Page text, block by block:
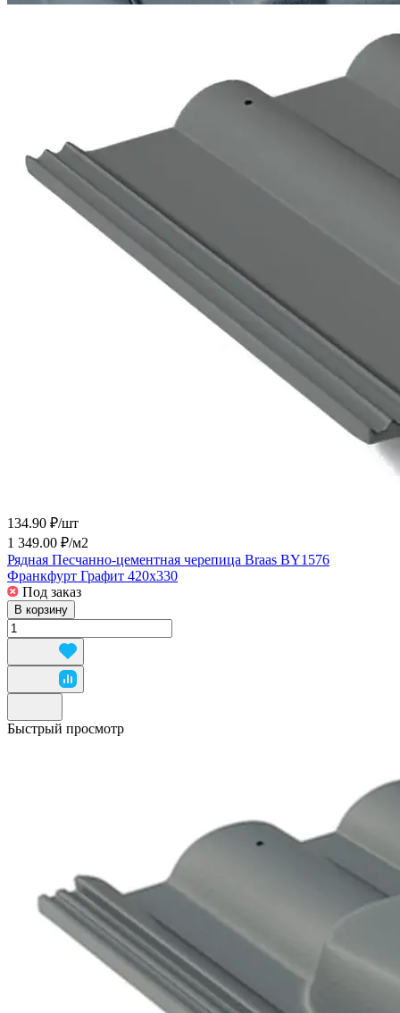
134.90 ₽/шт
1 349.00 ₽/м2
Рядная Песчанно-цементная черепица Braas BY1576
Франкфурт Графит 420х330
Под заказ
В корзину
Быстрый просмотр